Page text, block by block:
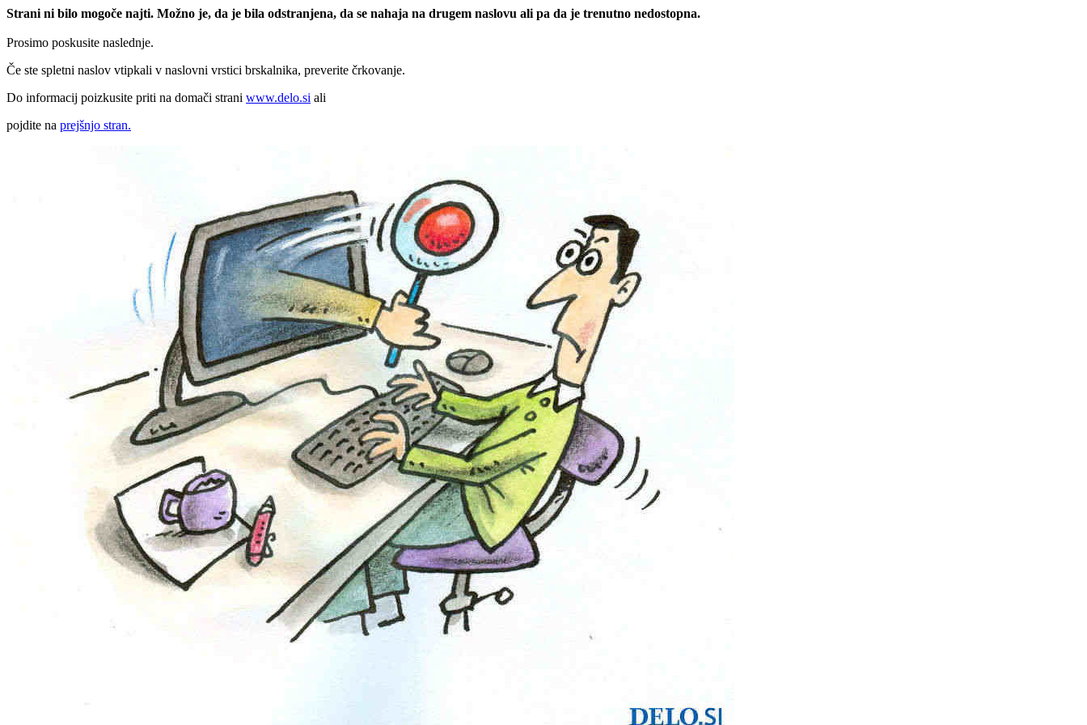
Strani ni bilo mogoče najti. Možno je, da je bila odstranjena, da se nahaja na drugem naslovu ali pa da je trenutno nedostopna.
Prosimo poskusite naslednje.
Če ste spletni naslov vtipkali v naslovni vrstici brskalnika, preverite črkovanje.
Do informacij poizkusite priti na domači strani www.delo.si ali
pojdite na prejšnjo stran.